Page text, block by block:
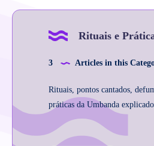
Rituais e
3 Articles in this
Rituais, pontos cantados,
práticas da Umbanda